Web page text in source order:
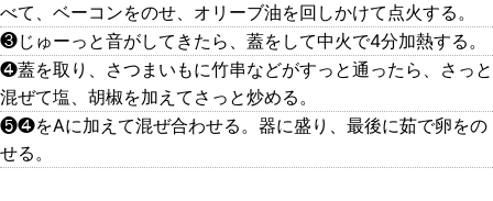
べて、ベーコンをのせ、オリーブ油を回しかけて点火する。
❸じゅーっと音がしてきたら、蓋をして中火で4分加熱する。
❹蓋を取り、さつまいもに竹串などがすっと通ったら、さっと
混ぜて塩、胡椒を加えてさっと炒める。
❺❹をAに加えて混ぜ合わせる。器に盛り、最後に茹で卵をの
せる。